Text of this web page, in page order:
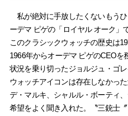
私が絶対に手放したくないもう
ーデマ ピゲの「ロイヤル オーク」
このクラシックウォッチの歴史は
1966年からオーデマ ピゲのCEOを
状況を乗り切ったジョルジュ・ゴ
ウォッチアイコンは存在しなかっ
デ・マルキ、シャルル・ボーティ
希望をよく聞き入れた。〝三銃士